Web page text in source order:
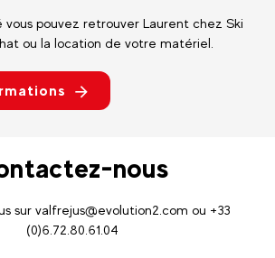
pouvez retrouver Laurent chez Ski
ou la location de votre matériel.
nous
sur valfrejus@evolution2.com ou +33
(0)6.72.80.61.04